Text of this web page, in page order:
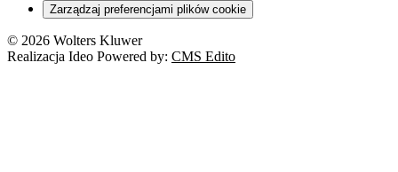
Zarządzaj preferencjami plików cookie
© 2026 Wolters Kluwer
Realizacja Ideo Powered by: CMS Edito